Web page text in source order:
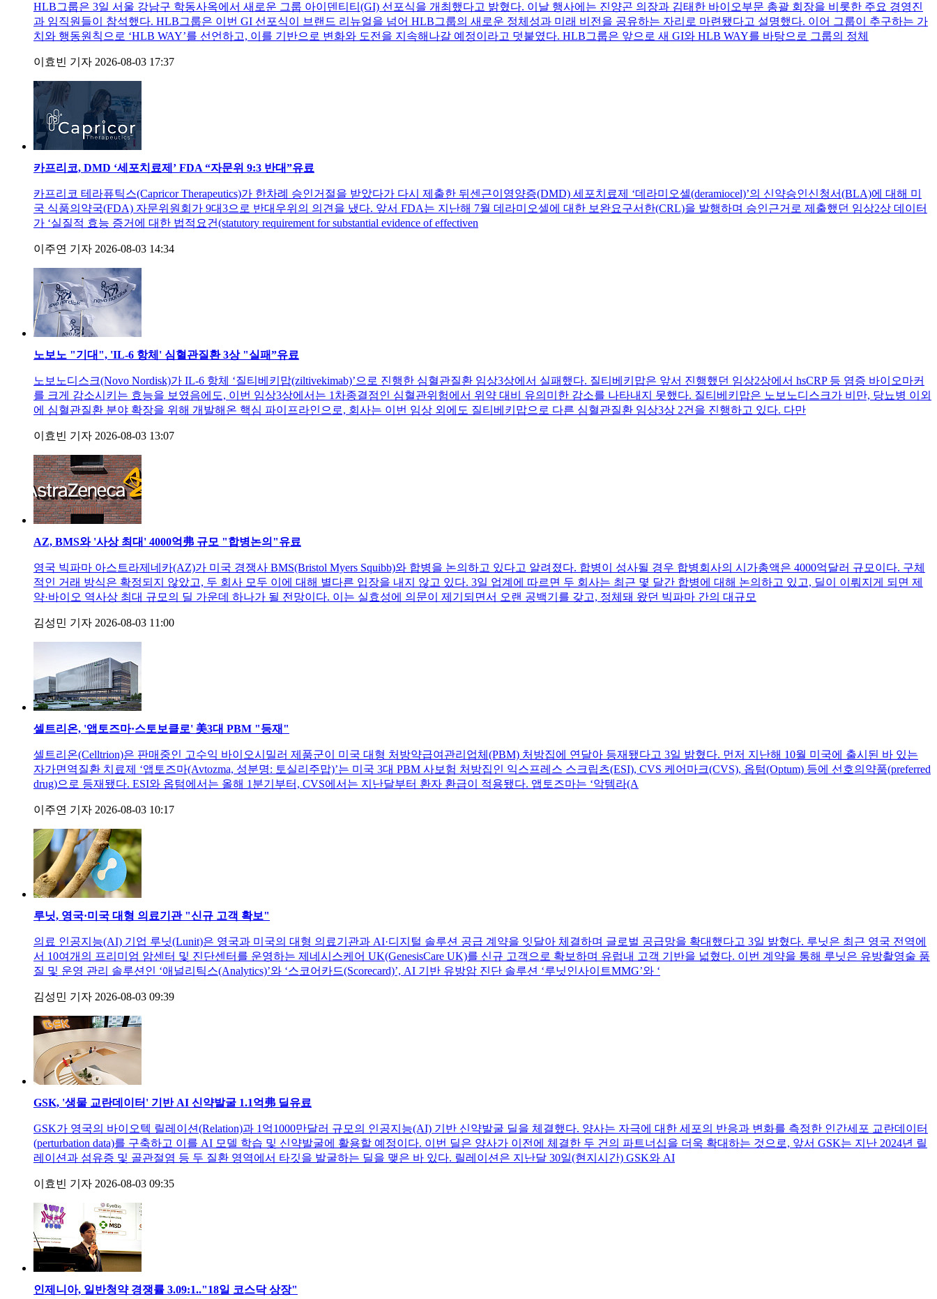
HLB그룹은 3일 서울 강남구 학동사옥에서 새로운 그룹 아이덴티티(GI) 선포식을 개최했다고 밝혔다. 이날 행사에는 진양곤 의장과 김태한 바이오부문 총괄 회장을 비롯한 주요 경영진
과 임직원들이 참석했다. HLB그룹은 이번 GI 선포식이 브랜드 리뉴얼을 넘어 HLB그룹의 새로운 정체성과 미래 비전을 공유하는 자리로 마련됐다고 설명했다. 이어 그룹이 추구하는 가
치와 행동원칙으로 ‘HLB WAY’를 선언하고, 이를 기반으로 변화와 도전을 지속해나갈 예정이라고 덧붙였다. HLB그룹은 앞으로 새 GI와 HLB WAY를 바탕으로 그룹의 정체
이효빈 기자 2026-08-03 17:37
카프리코, DMD ‘세포치료제’ FDA “자문위 9:3 반대”유료
카프리코 테라퓨틱스(Capricor Therapeutics)가 한차례 승인거절을 받았다가 다시 제출한 뒤센근이영양증(DMD) 세포치료제 ‘데라미오셀(deramiocel)’의 신약승인신청서(BLA)에 대해 미
국 식품의약국(FDA) 자문위원회가 9대3으로 반대우위의 의견을 냈다. 앞서 FDA는 지난해 7월 데라미오셀에 대한 보완요구서한(CRL)을 발행하며 승인근거로 제출했던 임상2상 데이터
가 ‘실질적 효능 증거에 대한 법적요건(statutory requirement for substantial evidence of effectiven
이주연 기자 2026-08-03 14:34
노보노 "기대", 'IL-6 항체' 심혈관질환 3상 "실패”유료
노보노디스크(Novo Nordisk)가 IL-6 항체 ‘질티베키맙(ziltivekimab)’으로 진행한 심혈관질환 임상3상에서 실패했다. 질티베키맙은 앞서 진행했던 임상2상에서 hsCRP 등 염증 바이오마커
를 크게 감소시키는 효능을 보였음에도, 이번 임상3상에서는 1차종결점인 심혈관위험에서 위약 대비 유의미한 감소를 나타내지 못했다. 질티베키맙은 노보노디스크가 비만, 당뇨병 이외
에 심혈관질환 분야 확장을 위해 개발해온 핵심 파이프라인으로, 회사는 이번 임상 외에도 질티베키맙으로 다른 심혈관질환 임상3상 2건을 진행하고 있다. 다만
이효빈 기자 2026-08-03 13:07
AZ, BMS와 '사상 최대' 4000억弗 규모 "합병논의"유료
영국 빅파마 아스트라제네카(AZ)가 미국 경쟁사 BMS(Bristol Myers Squibb)와 합병을 논의하고 있다고 알려졌다. 합병이 성사될 경우 합병회사의 시가총액은 4000억달러 규모이다. 구체
적인 거래 방식은 확정되지 않았고, 두 회사 모두 이에 대해 별다른 입장을 내지 않고 있다. 3일 업계에 따르면 두 회사는 최근 몇 달간 합병에 대해 논의하고 있고, 딜이 이뤄지게 되면 제
약·바이오 역사상 최대 규모의 딜 가운데 하나가 될 전망이다. 이는 실효성에 의문이 제기되면서 오랜 공백기를 갖고, 정체돼 왔던 빅파마 간의 대규모
김성민 기자 2026-08-03 11:00
셀트리온, '앱토즈마·스토보클로' 美3대 PBM "등재"
셀트리온(Celltrion)은 판매중인 고수익 바이오시밀러 제품군이 미국 대형 처방약급여관리업체(PBM) 처방집에 연달아 등재됐다고 3일 밝혔다. 먼저 지난해 10월 미국에 출시된 바 있는
자가면역질환 치료제 ‘앱토즈마(Avtozma, 성분명: 토실리주맙)’는 미국 3대 PBM 사보험 처방집인 익스프레스 스크립츠(ESI), CVS 케어마크(CVS), 옵텀(Optum) 등에 선호의약품(preferred
drug)으로 등재됐다. ESI와 옵텀에서는 올해 1분기부터, CVS에서는 지난달부터 환자 환급이 적용됐다. 앱토즈마는 ‘악템라(A
이주연 기자 2026-08-03 10:17
루닛, 영국·미국 대형 의료기관 "신규 고객 확보"
의료 인공지능(AI) 기업 루닛(Lunit)은 영국과 미국의 대형 의료기관과 AI·디지털 솔루션 공급 계약을 잇달아 체결하며 글로벌 공급망을 확대했다고 3일 밝혔다. 루닛은 최근 영국 전역에
서 10여개의 프리미엄 암센터 및 진단센터를 운영하는 제네시스케어 UK(GenesisCare UK)를 신규 고객으로 확보하며 유럽내 고객 기반을 넓혔다. 이번 계약을 통해 루닛은 유방촬영술 품
질 및 운영 관리 솔루션인 ‘애널리틱스(Analytics)’와 ‘스코어카드(Scorecard)’, AI 기반 유방암 진단 솔루션 ‘루닛인사이트MMG’와 ‘
김성민 기자 2026-08-03 09:39
GSK, '생물 교란데이터' 기반 AI 신약발굴 1.1억弗 딜 유료
GSK가 영국의 바이오텍 릴레이션(Relation)과 1억1000만달러 규모의 인공지능(AI) 기반 신약발굴 딜을 체결했다. 양사는 자극에 대한 세포의 반응과 변화를 측정한 인간세포 교란데이터
(perturbation data)를 구축하고 이를 AI 모델 학습 및 신약발굴에 활용할 예정이다. 이번 딜은 양사가 이전에 체결한 두 건의 파트너십을 더욱 확대하는 것으로, 앞서 GSK는 지난 2024년 릴
레이션과 섬유증 및 골관절염 등 두 질환 영역에서 타깃을 발굴하는 딜을 맺은 바 있다. 릴레이션은 지난달 30일(현지시간) GSK와 AI
이효빈 기자 2026-08-03 09:35
인제니아, 일반청약 경쟁률 3.09:1.."18일 코스닥 상장"